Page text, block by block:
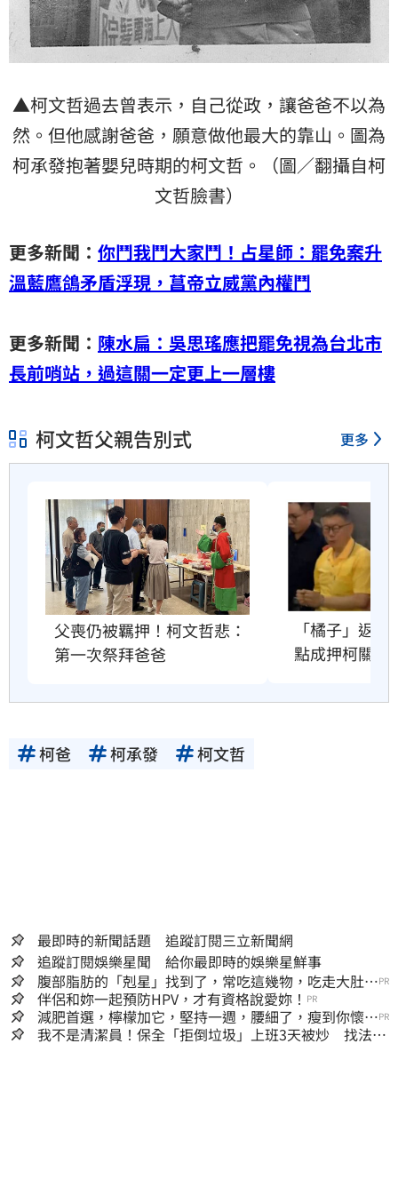
▲柯文哲過去曾表示，自己從政，讓爸爸不以為
然。但他感謝爸爸，願意做他最大的靠山。圖為
柯承發抱著嬰兒時期的柯文哲。（圖／翻攝自柯
文哲臉書）
更多新聞： 你鬥我鬥大家鬥！占星師：罷免案升
溫藍鷹鴿矛盾浮現，菖帝立威黨內權鬥
更多新聞： 陳水扁：吳思瑤應把罷免視為台北市
長前哨站，過這關一定更上一層樓
柯文哲父親告別式 更多
父喪仍被羈押！柯文哲悲：
第一次祭拜爸爸
「橘子」返
點成押柯關鍵
柯爸 柯承發 柯文哲
最即時的新聞話題 追蹤訂閱三立新聞網
追蹤訂閱娛樂星聞 給你最即時的娛樂星鮮事
腹部脂肪的「剋星」找到了，常吃這幾物，吃走大肚
囊，瘦出小蠻腰
PR
伴侶和妳一起預防HPV，才有資格說愛妳！ PR
減肥首選，檸檬加它，堅持一週，腰細了，瘦到你懷疑
人生
PR
我不是清潔員！保全「拒倒垃圾」上班3天被炒 找法院